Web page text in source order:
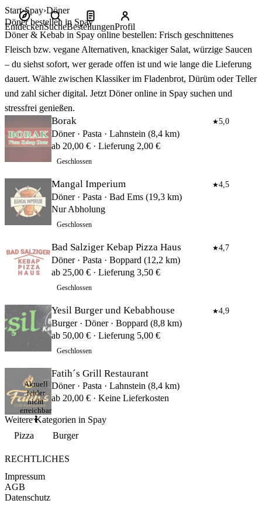
Start Spay Döner
Döner bestellen in Spay
Döner & Kebab in Spay online bestellen: Frisch geschnittenes
Fleisch bzw. vegane Alternativen, knackiger Salat, würzige Saucen
– du siehst sofort, wer gerade offen ist und wie lange die Lieferung
dauert. Wähle zwischen Klassiker im Fladenbrot, Dürüm oder Teller
und zahl sicher digital. Jetzt Döner online in Spay suchen und
stressfrei genießen.
Borak ★5,0
Döner · Pasta · Lahnstein (8,4 km)
ab 20,00 € · Lieferung 2,00 €
Geschlossen
Mangal Imperium ★4,5
Döner · Pasta · Bad Ems (19,3 km)
Nur Abholung
Geschlossen
Bad Salziger Kebap Pizza Haus ★4,7
Döner · Pasta · Boppard (12,2 km)
ab 25,00 € · Lieferung 3,50 €
Geschlossen
Yesil Burger und Kebabhouse ★4,9
Burger · Döner · Boppard (8,8 km)
ab 50,00 € · Lieferung 5,00 €
Geschlossen
Fatih´s Grill Restaurant
Döner · Pasta · Lahnstein (8,4 km)
ab 20,00 € · Keine Lieferkosten
Aktuell
leider
nicht
erreichbar
🤷
Weitere Kategorien in Spay
Pizza
Burger
RECHTLICHES
Impressum
AGB
Datenschutz
EntdeckenSucheBestellungenProfil